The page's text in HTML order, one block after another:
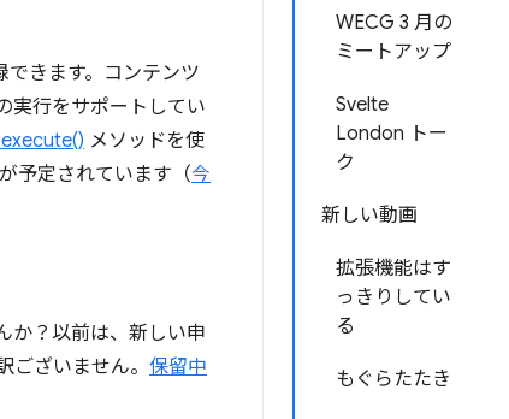
WECG 3 月の
ミートアップ
Svelte
London トー
ク
新しい動画
拡張機能はす
っきりしてい
る
もぐらたたき
きます。コンテンツ
実行をサポートしてい
メソッドを使
予定されています（今
か？以前は、新しい申
ざいません。 保留中